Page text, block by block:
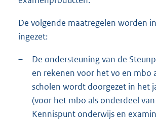
De volgende maatregelen worden
ingezet:
–
De ondersteuning van de
en rekenen voor het vo en mbo
scholen wordt doorgezet in het
(voor het mbo als onderdeel
Kennispunt onderwijs en